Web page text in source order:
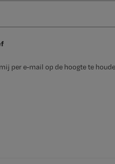
per e-mail op de hoogte te